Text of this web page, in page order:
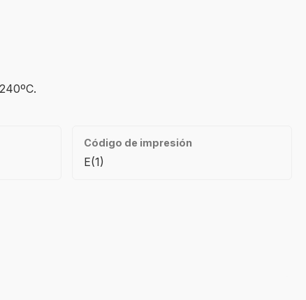
Código de impresión
E(1)